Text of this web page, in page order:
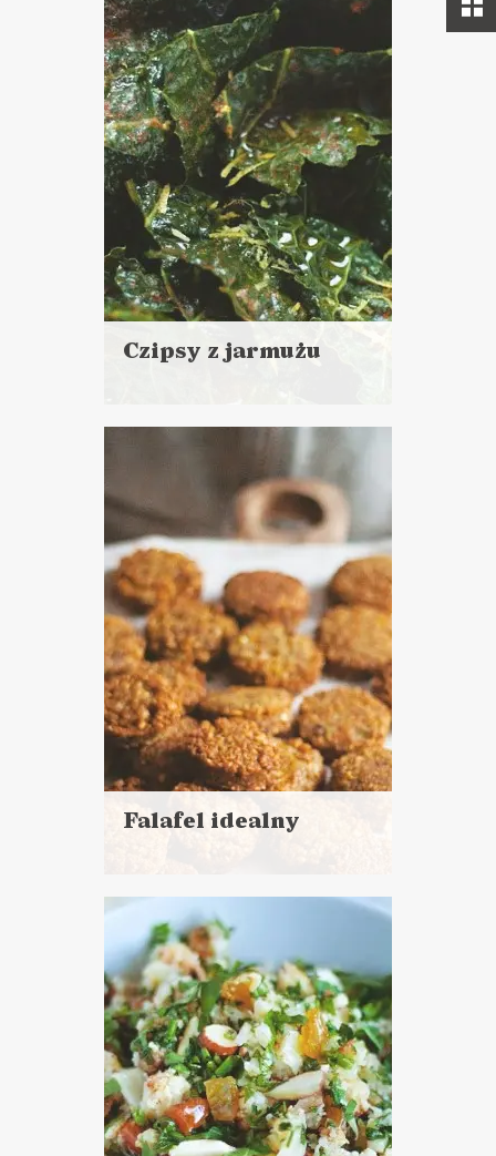
Czipsy z jarmużu
więcej
Czas przygotowania: 15 minut
KAMERALNY SYLWESTER ?
Falafel idealny
więcej
Czas przygotowania: noc
namaczania + 30 minut
DANIA GŁÓWNE
NIEDZIELNE GOTOWANIE ?
TOP 2020 ?